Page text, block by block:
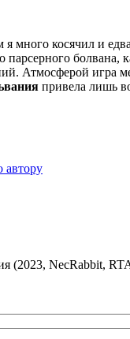
много косячил и
парсерного болвана,
Атмосферой игра
привела лишь
автору
(2023, NecRabbit,